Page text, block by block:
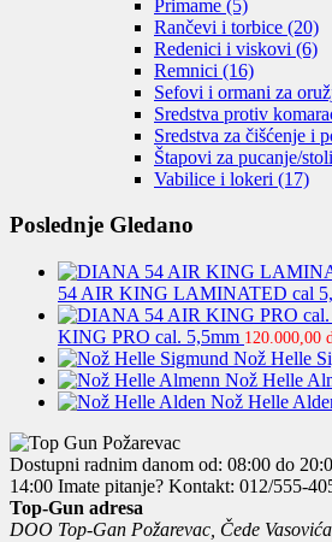
Primame (5)
Rančevi i torbice (20)
Redenici i viskovi (6)
Remnici (16)
Sefovi i ormani za
Sredstva protiv
Sredstva za čišćenje i
Štapovi za pucanje/
Vabilice i lokeri (17)
Poslednje Gledano
54 AIR KING LAMINATED cal
KING PRO cal. 5,5mm 120.000,00
Nož Helle
Nož Helle
Nož Helle
Dostupni radnim danom od: 08:00 do
14:00 Imate pitanje? Kontakt: 012/555-
Top-Gun adresa
DOO Top-Gan Požarevac, Čede